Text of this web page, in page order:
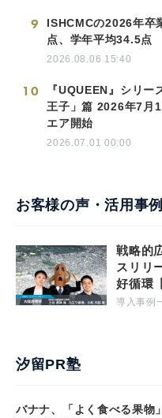
9
ISHCMCの2026年卒
点、学年平均34.5点
2026.08.06 15:40
10
『UQUEEN』シリ
王子」篇 2026年7月
エア開始
2026.07.01 00:00
お客様の声・活用事例
戦略的
スリリ
好循環
導入事例
汐留PR塾
バナナ、「よく食べる果